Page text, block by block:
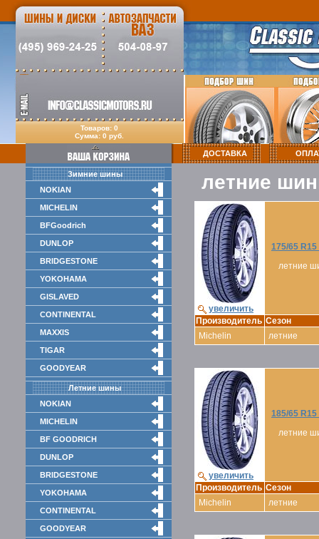
Товаров: 0
Сумма: 0 руб.
ДОСТАВКА
Зимние шины
NOKIAN
MICHELIN
BFGoodrich
DUNLOP
BRIDGESTONE
YOKOHAMA
GISLAVED
CONTINENTAL
MAXXIS
TIGAR
GOODYEAR
Летние шины
NOKIAN
MICHELIN
BF GOODRICH
DUNLOP
BRIDGESTONE
YOKOHAMA
CONTINENTAL
GOODYEAR
летние
увеличить
175/65 R15
летние
Производитель Сезон
Michelin
летние
увеличить
185/65 R15
летние
Производитель Сезон
Michelin
летние